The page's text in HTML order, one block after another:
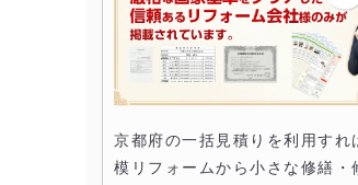
京都府の一括見積りを利用すれ
模リフォームから小さな修繕・